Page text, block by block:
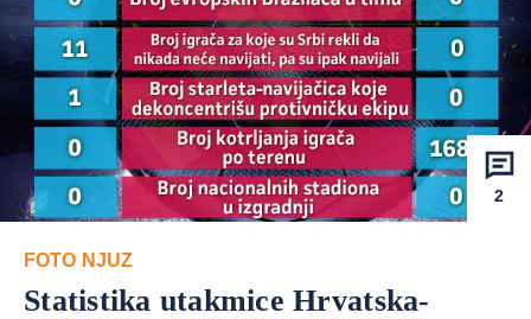
2
FOTO NJUZ
Statistika utakmice Hrvatska-